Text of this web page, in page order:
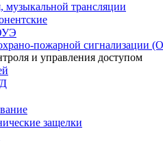
трансляции
пожарной сигнализации
и управления доступом
защелки